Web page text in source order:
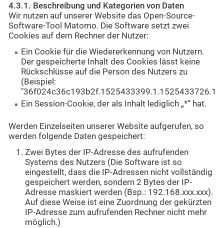
4.3.1. Beschreibung und Kategorien von Daten
Wir nutzen auf unserer Website das Open-Source-
Software-Tool Matomo. Die Software setzt zwei
Cookies auf dem Rechner der Nutzer:
Ein Cookie für die Wiedererkennung von Nutzern.
Der gespeicherte Inhalt des Cookies lässt keine
Rückschlüsse auf die Person des Nutzers zu
(Beispiel:
Ein Session-Cookie, der als Inhalt lediglich „*“ hat.
Werden Einzelseiten unserer Website aufgerufen, so
werden folgende Daten gespeichert:
Zwei Bytes der IP-Adresse des aufrufenden
Systems des Nutzers (Die Software ist so
eingestellt, dass die IP-Adressen nicht vollständig
gespeichert werden, sondern 2 Bytes der IP-
Adresse maskiert werden (Bsp.: 192.168.xxx.xxx).
Auf diese Weise ist eine Zuordnung der gekürzten
IP-Adresse zum aufrufenden Rechner nicht mehr
möglich.)